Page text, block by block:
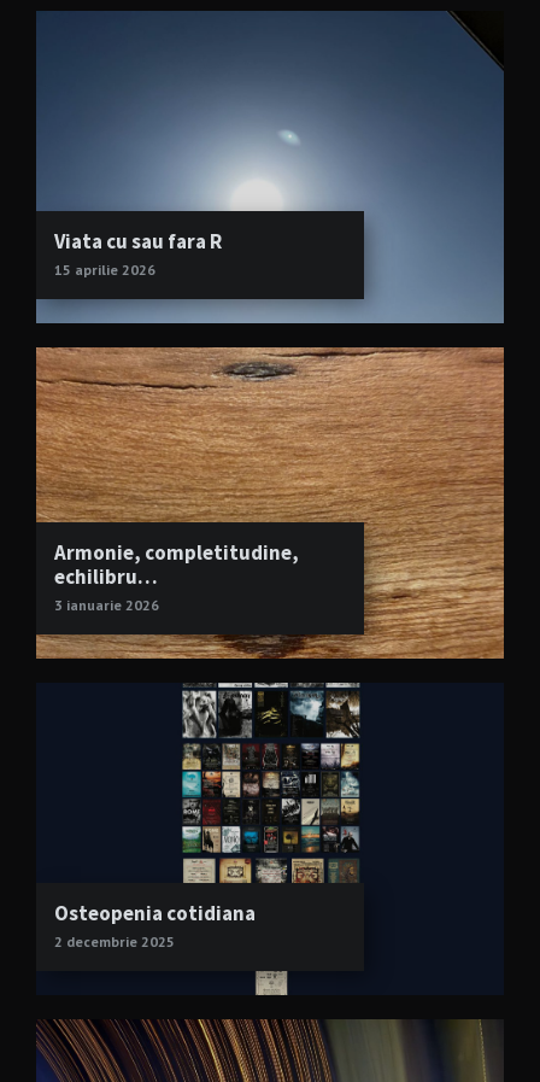
Viata cu sau fara R
15 aprilie 2026
Armonie, completitudine,
echilibru…
3 ianuarie 2026
Osteopenia cotidiana
2 decembrie 2025